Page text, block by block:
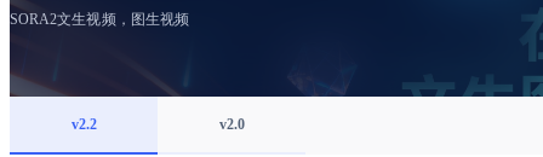
SORA2文生视频，图生视频
v2.2 v2.0